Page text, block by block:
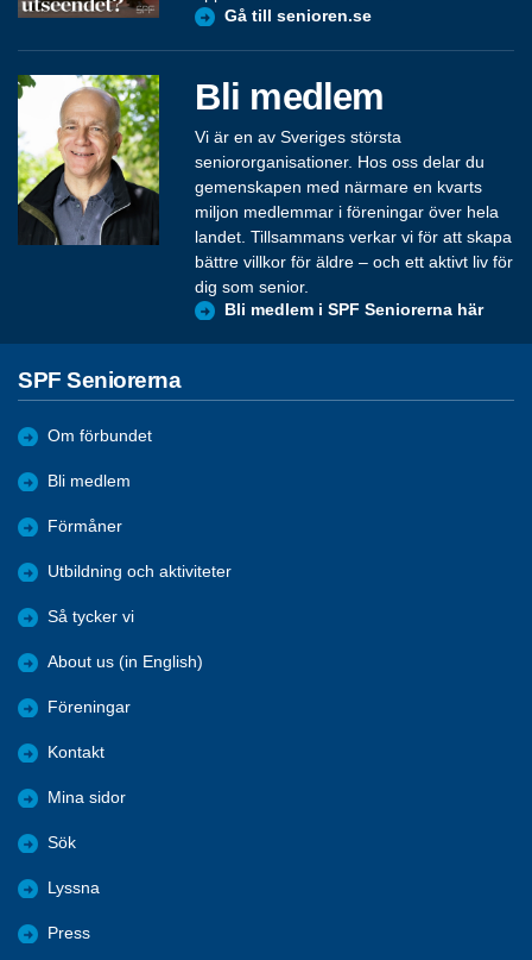
Gå till senioren.se
Bli medlem
Vi är en av Sveriges största
seniororganisationer. Hos oss delar du
gemenskapen med närmare en kvarts
miljon medlemmar i föreningar över hela
landet. Tillsammans verkar vi för att skapa
bättre villkor för äldre – och ett aktivt liv för
dig som senior.
Bli medlem i SPF Seniorerna här
SPF Seniorerna
Om förbundet
Bli medlem
Förmåner
Utbildning och aktiviteter
Så tycker vi
About us (in English)
Föreningar
Kontakt
Mina sidor
Sök
Lyssna
Press